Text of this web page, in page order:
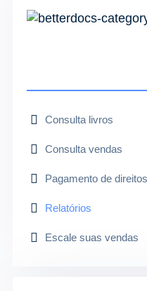
Consulta livros
Consulta vendas
Pagamento de
Relatórios
Escale suas vendas